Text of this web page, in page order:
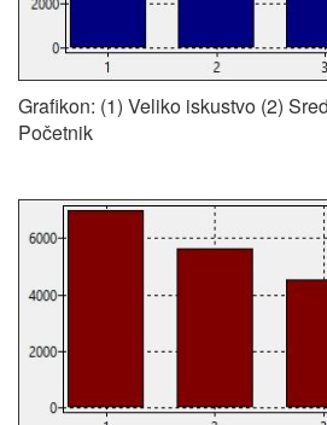
Grafikon: (1) Veliko iskustvo (2)
Početnik